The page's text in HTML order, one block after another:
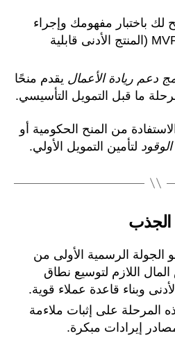
لك باختبار مفهومك وإجراء
أبحاث السوق وتطوير MVP (المنتج الأدنى قابلية
دعم ريادة الأعمال يقدم منحًا
ما قبل التمويل التأسيسي.
من المنح الحكومية أو
لتأمين التمويل الأولي.
الجذب
الجولة الرسمية الأولى من
اللازم لتوسيع نطاق
وبناء قاعدة عملاء قوية.
المرحلة على إثبات ملاءمة
إيرادات مبكرة.